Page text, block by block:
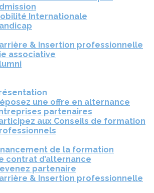
Internationale
& Insertion professionnelle
associative
une offre en alternance
partenaires
aux Conseils de formation
de la formation
contrat d’alternance
partenaire
& Insertion professionnelle